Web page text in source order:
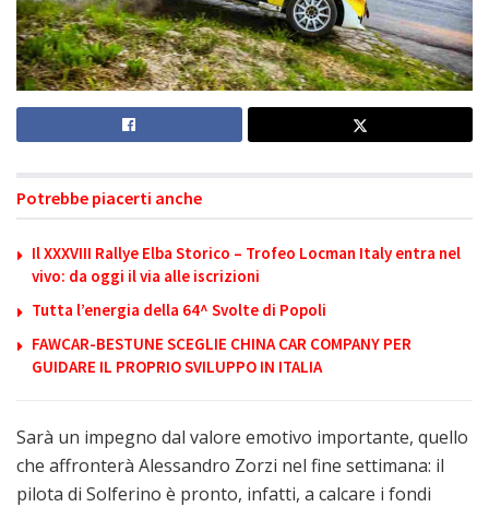
Potrebbe piacerti anche
Il XXXVIII Rallye Elba Storico – Trofeo Locman Italy entra nel
vivo: da oggi il via alle iscrizioni
Tutta l’energia della 64^ Svolte di Popoli
FAWCAR-BESTUNE SCEGLIE CHINA CAR COMPANY PER
GUIDARE IL PROPRIO SVILUPPO IN ITALIA
Sarà un impegno dal valore emotivo importante, quello
che affronterà Alessandro Zorzi nel fine settimana: il
pilota di Solferino è pronto, infatti, a calcare i fondi